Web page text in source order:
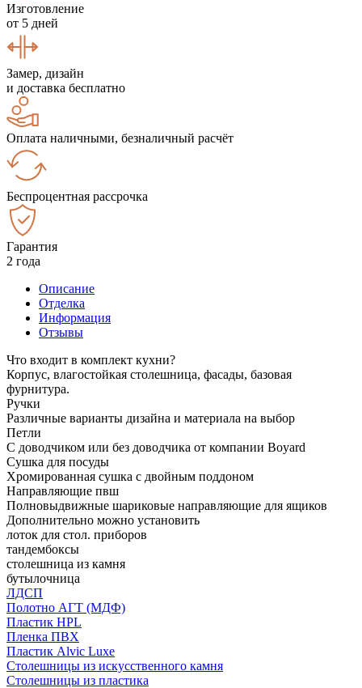
Изготовление
от 5 дней
Замер, дизайн
и доставка бесплатно
Оплата наличными, безналичный расчёт
Беспроцентная рассрочка
Гарантия
2 года
Описание
Отделка
Информация
Отзывы
Что входит в комплект кухни?
Корпус, влагостойкая столешница, фасады, базовая
фурнитура.
Ручки
Различные варианты дизайна и материала на выбор
Петли
С доводчиком или без доводчика от компании Boyard
Сушка для посуды
Хромированная сушка с двойным поддоном
Направляющие пвш
Полновыдвижные шариковые направляющие для ящиков
Дополнительно можно установить
лоток для стол. приборов
тандембоксы
столешница из камня
бутылочница
ЛДСП
Полотно АГТ (МДФ)
Пластик HPL
Пленка ПВХ
Пластик Alvic Luxe
Столешницы из искусственного камня
Столешницы из пластика